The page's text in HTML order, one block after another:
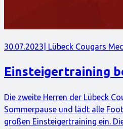
30.07.2023 | Lübeck Cougars
Einsteigertraining
Die zweite Herren der Lübeck
Sommerpause und lädt alle
großen Einsteigertraining ein.